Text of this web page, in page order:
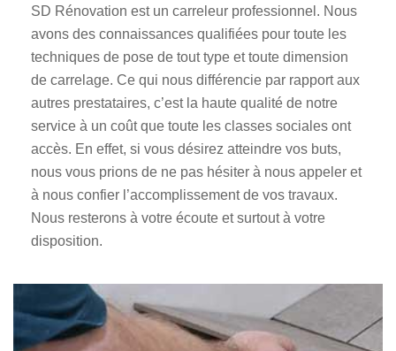
SD Rénovation est un carreleur professionnel. Nous
avons des connaissances qualifiées pour toute les
techniques de pose de tout type et toute dimension
de carrelage. Ce qui nous différencie par rapport aux
autres prestataires, c’est la haute qualité de notre
service à un coût que toute les classes sociales ont
accès. En effet, si vous désirez atteindre vos buts,
nous vous prions de ne pas hésiter à nous appeler et
à nous confier l’accomplissement de vos travaux.
Nous resterons à votre écoute et surtout à votre
disposition.